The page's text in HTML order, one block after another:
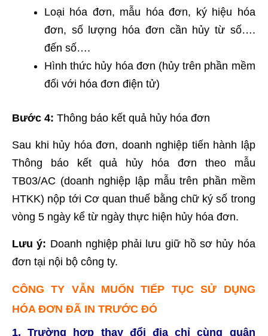
Loại hóa đơn, mẫu hóa đơn, ký hiệu hóa
đơn, số lượng hóa đơn cần hủy từ số….
đến số….
Hình thức hủy hóa đơn (hủy trên phần mềm
đối với hóa đơn điện tử)
Bước 4: Thông báo kết quả hủy hóa đơn
Sau khi hủy hóa đơn, doanh nghiệp tiến hành lập
Thông báo kết quả hủy hóa đơn theo mẫu
TB03/AC (doanh nghiệp lập mẫu trên phần mềm
HTKK) nộp tới Cơ quan thuế bằng chữ ký số trong
vòng 5 ngày kể từ ngày thực hiện hủy hóa đơn.
Lưu ý: Doanh nghiệp phải lưu giữ hồ sơ hủy hóa
đơn tại nội bộ công ty.
CÔNG TY VẪN MUỐN TIẾP TỤC SỬ DỤNG
HÓA ĐƠN ĐÃ IN TRƯỚC ĐÓ
1. Trường hợp thay đổi địa chỉ cùng quận